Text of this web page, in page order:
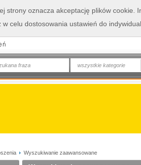
wszystkie kategorie
Wyszukiwanie zaawansowane
strony oznacza akceptację plików cookie.
w celu dostosowania ustawień do